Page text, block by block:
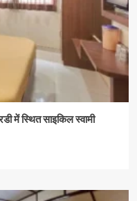
में स्थित साइकिल स्वामी